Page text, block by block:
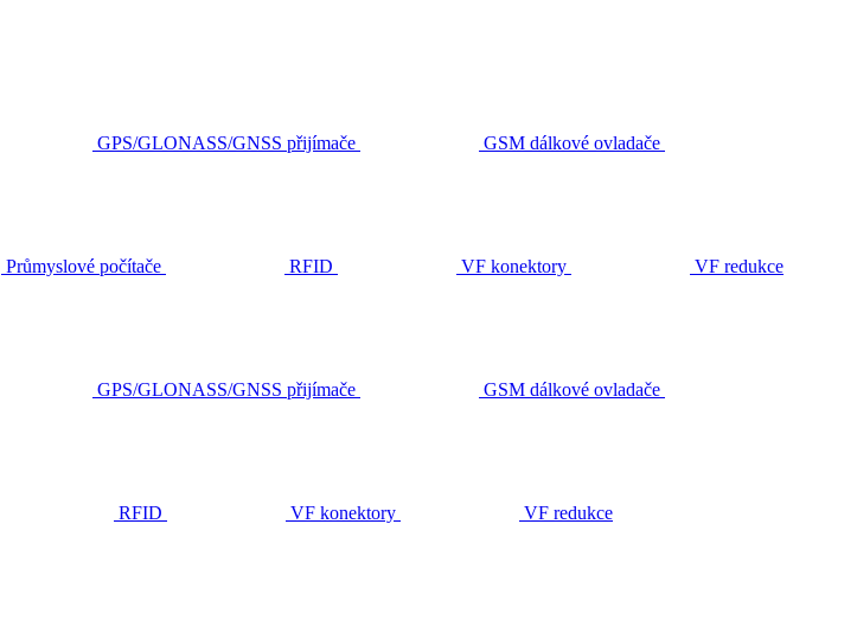
GPS/GLONASS/GNSS přijímače GSM dálkové ovladače
Průmyslové počítače RFID VF konektory VF redukce
GPS/GLONASS/GNSS přijímače GSM dálkové ovladače
RFID VF konektory
VF redukce